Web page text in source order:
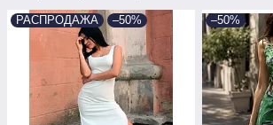
РАСПРОДАЖА –50% –50%